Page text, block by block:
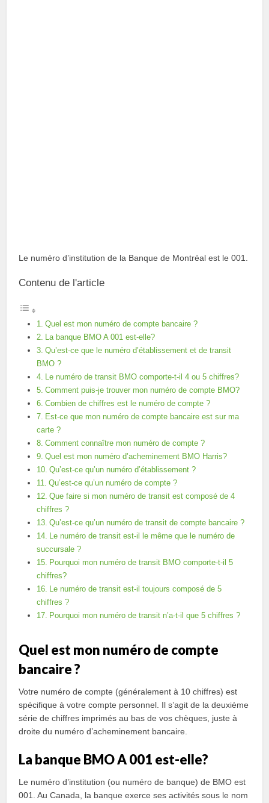
Le numéro d’institution de la Banque de Montréal est le 001.
Contenu de l'article
Quel est mon numéro de compte bancaire ?
La banque BMO A 001 est-elle?
Qu’est-ce que le numéro d’établissement et de transit
BMO ?
Le numéro de transit BMO comporte-t-il 4 ou 5 chiffres?
Comment puis-je trouver mon numéro de compte BMO?
Combien de chiffres est le numéro de compte ?
Est-ce que mon numéro de compte bancaire est sur ma
carte ?
Comment connaître mon numéro de compte ?
Quel est mon numéro d’acheminement BMO Harris?
Qu’est-ce qu’un numéro d’établissement ?
Qu’est-ce qu’un numéro de compte ?
Que faire si mon numéro de transit est composé de 4
chiffres ?
Qu’est-ce qu’un numéro de transit de compte bancaire ?
Le numéro de transit est-il le même que le numéro de
succursale ?
Pourquoi mon numéro de transit BMO comporte-t-il 5
chiffres?
Le numéro de transit est-il toujours composé de 5
chiffres ?
Pourquoi mon numéro de transit n’a-t-il que 5 chiffres ?
Quel est mon numéro de compte
bancaire ?
Votre numéro de compte (généralement à 10 chiffres) est
spécifique à votre compte personnel. Il s’agit de la deuxième
série de chiffres imprimés au bas de vos chèques, juste à
droite du numéro d’acheminement bancaire.
La banque BMO A 001 est-elle?
Le numéro d’institution (ou numéro de banque) de BMO est
001. Au Canada, la banque exerce ses activités sous le nom